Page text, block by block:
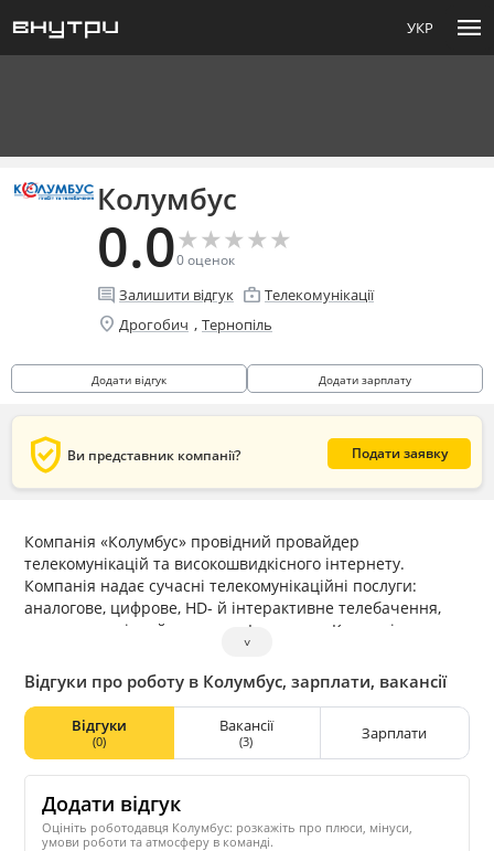
УКР menu
Колумбус
0.0★
★★
★★
★★
★★
★
0оценок
comment Залишити відгук enterprise Телекомунікації
location_on Дрогобич , Тернопіль
Додати відгук Додати зарплату
verified_user Ви представник компанії? Подати заявку
Компанія «Колумбус» провідний провайдер
телекомунікацій та високошвидкісного інтернету.
Компанія надає сучасні телекомунікаційні послуги:
аналогове, цифрове, HD- й інтерактивне телебачення,
високошвидкісний доступ до Інтернету. Компанія
пропонує більше 100 телеканалів українських і кращих
міжнародних телекомпаній, дотримуючись усіх
міжнародних норм у галузі авторських і суміжних прав.
Працівники компанії — це визнані фахівці у своїй галузі,
що володіють великим досвідом й знаннями, що
дозволяє компанії постійно впроваджувати інноваційні
технічні рішення.
˅
Відгуки про роботу в Колумбус, зарплати, вакансії
Відгуки
(0)
Вакансії
(3) Зарплати
Додати відгук
Оцініть роботодавця Колумбус: розкажіть про плюси, мінуси,
умови роботи та атмосферу в команді.